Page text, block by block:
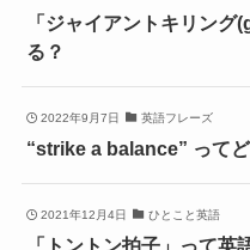
「ジャイアントキリン
る？
2022年9月7日 英語フレーズ
“strike a balance” って
2021年12月4日 ひとこと英語
「トントン拍子」って英